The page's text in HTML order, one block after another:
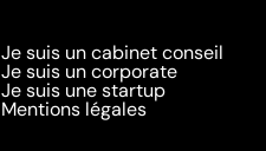
Je suis un cabinet conseil
Je suis un corporate
Je suis une startup
Mentions légales